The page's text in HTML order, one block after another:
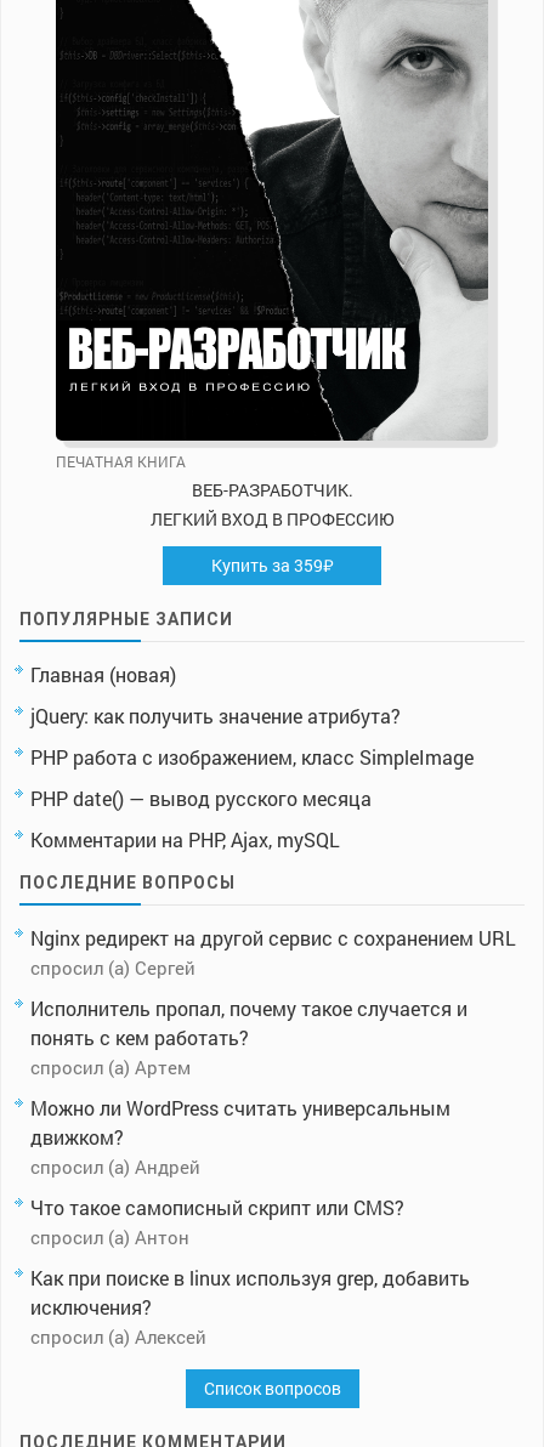
ПЕЧАТНАЯ КНИГА
ВЕБ-РАЗРАБОТЧИК.
ЛЕГКИЙ ВХОД В ПРОФЕССИЮ
Купить за 359₽
ПОПУЛЯРНЫЕ ЗАПИСИ
Главная (новая)
jQuery: как получить значение атрибута?
PHP работа с изображением, класс SimpleImage
PHP date() — вывод русского месяца
Комментарии на PHP, Ajax, mySQL
ПОСЛЕДНИЕ ВОПРОСЫ
Nginx редирект на другой сервис с сохранением URL
спросил (а) Сергей
Исполнитель пропал, почему такое случается и
понять с кем работать?
спросил (а) Артем
Можно ли WordPress считать универсальным
движком?
спросил (а) Андрей
Что такое самописный скрипт или CMS?
спросил (а) Антон
Как при поиске в linux используя grep, добавить
исключения?
спросил (а) Алексей
Список вопросов
ПОСЛЕДНИЕ КОММЕНТАРИИ